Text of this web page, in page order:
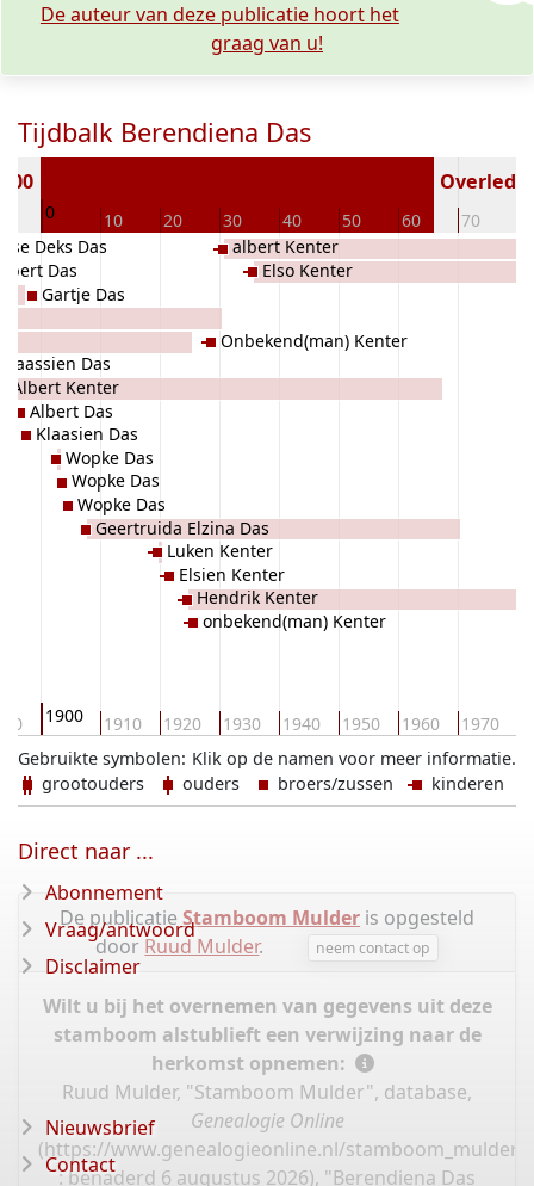
De auteur van deze publicatie hoort het
graag van u!
Tijdbalk Berendiena Das
0 10 20 30 40 50 60 70
1900 1910 1920 1930 1940 1950 1960 1970
Deks Das
Das
Klaassien Das
Albert Kenter
Albert Das
Klaasien Das
Gartje Das
Wopke Das
Wopke Das
Wopke Das
Geertruida Elzina Das
Luken Kenter
Elsien Kenter
Hendrik Kenter
onbekend(man) Kenter
Onbekend(man) Kenter
albert Kenter
Elso Kenter
Klik op de namen voor meer informatie.
Gebruikte symbolen:
grootouders
ouders broers/zussen kinderen
De publicatie Stamboom Mulder is opgesteld
door Ruud Mulder. neem contact op
Wilt u bij het overnemen van gegevens uit deze
stamboom alstublieft een verwijzing naar de
herkomst opnemen:
Ruud Mulder, "Stamboom Mulder", database,
Genealogie Online
(https://www.genealogieonline.nl/stamboom_mulder/
: benaderd 6 augustus 2026), "Berendiena Das
Direct naar ...
Abonnement
Vraag/antwoord
Disclaimer
Nieuwsbrief
Contact